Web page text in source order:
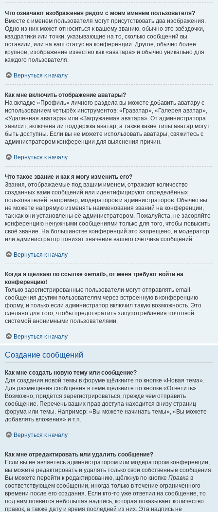
Что означают изображения рядом с моим именем пользователя?
Вместе с именем пользователя могут присутствовать два изображения.
Одно из них может относиться к вашему званию, обычно это звёздочки,
квадратики или точки, указывающие на то, сколько сообщений вы
оставили, или на ваш статус на конференции. Другое, обычно более
крупное, изображение известно как «аватара» и обычно уникально для
каждого пользователя.
Вернуться к началу
Как мне включить отображение аватары?
На вкладке «Профиль» личного раздела вы можете добавить аватару с
использованием четырёх инструментов: «Граватар», «Галерея аватар»,
«Удалённая аватара» или «Загружаемая аватара». От администратора
зависит, включена ли поддержка аватар, а также какие типы аватар могут
быть доступны. Если вы не можете использовать аватары, свяжитесь с
администратором конференции для выяснения причин.
Вернуться к началу
Что такое звание и как я могу изменить его?
Звания, отображаемые под вашим именем, отражают количество
созданных вами сообщений или идентифицируют определённых
пользователей: например, модераторов и администраторов. Обычно вы
не можете напрямую изменять наименования званий на конференции,
так как они установлены её администратором. Пожалуйста, не засоряйте
конференцию ненужными сообщениями только для того, чтобы повысить
своё звание. На большинстве конференций это запрещено, и модератор
или администратор понизят значение вашего счётчика сообщений.
Вернуться к началу
Когда я щёлкаю по ссылке «email», от меня требуют войти на
конференцию!
Только зарегистрированные пользователи могут отправлять email-
сообщения другим пользователям через встроенную в конференцию
форму, и только если администратор включил такую возможность. Это
сделано для того, чтобы предотвратить злоупотребления почтовой
системой анонимными пользователями.
Вернуться к началу
Создание сообщений
Как мне создать новую тему или сообщение?
Для создания новой темы в форуме щёлкните по кнопке «Новая тема».
Для размещения сообщения в теме щёлкните по кнопке «Ответить».
Возможно, придётся зарегистрироваться, прежде чем отправить
сообщение. Перечень ваших прав доступа находится внизу страниц
форума или темы. Например: «Вы можете начинать темы», «Вы можете
добавлять вложения» и т.п.
Вернуться к началу
Как мне отредактировать или удалить сообщение?
Если вы не являетесь администратором или модератором конференции,
вы можете редактировать и удалять только свои собственные сообщения.
Вы можете перейти к редактированию, щёлкнув по кнопке Правка в
соответствующем сообщении, иногда только в течение ограниченного
времени после его создания. Если кто-то уже ответил на сообщение, то
под ним появится небольшая надпись, которая показывает количество
правок, а также дату и время последней из них. Эта надпись не